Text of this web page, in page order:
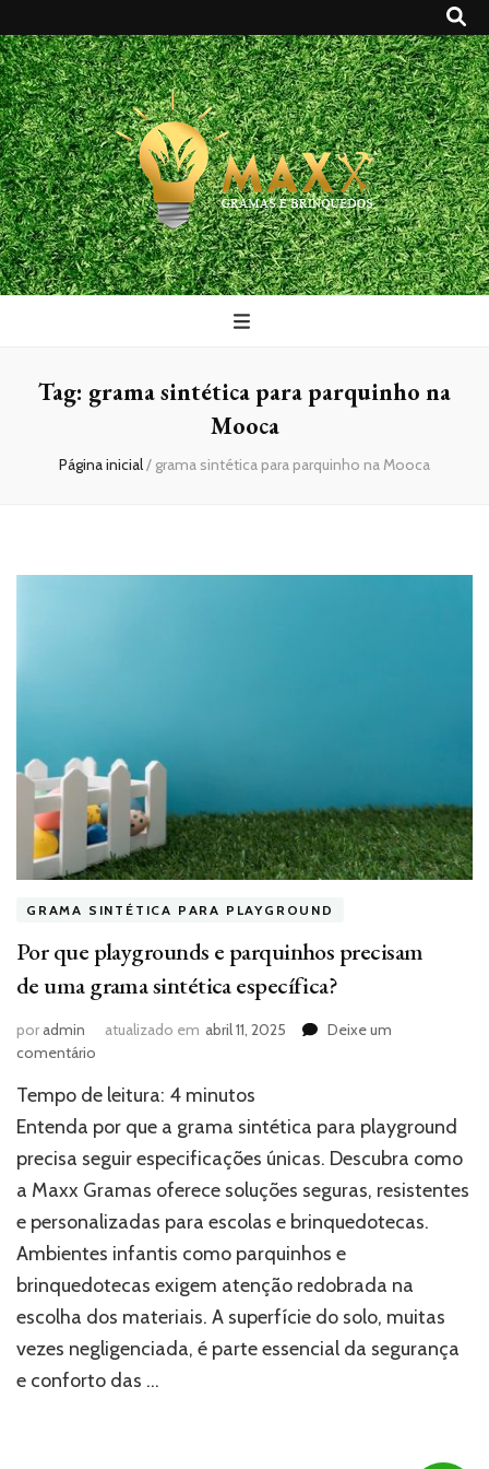
Maxx Gramas
Blog
Tag: grama sintética para parquinho na
Mooca
Página inicial/ grama sintética para parquinho na Mooca
GRAMA SINTÉTICA PARA PLAYGROUND
Por que playgrounds e parquinhos precisam
de uma grama sintética específica?
poradmin atualizado em abril 11, 2025
Deixe um
comentário
que
playgrounds
e
parquinhos
precisam
de
uma
grama
sintética
específica?
Tempo de leitura: 4 minutos
Entenda por que a grama sintética para playground
precisa seguir especificações únicas. Descubra como
a Maxx Gramas oferece soluções seguras, resistentes
e personalizadas para escolas e brinquedotecas.
Ambientes infantis como parquinhos e
brinquedotecas exigem atenção redobrada na
escolha dos materiais. A superfície do solo, muitas
vezes negligenciada, é parte essencial da segurança
e conforto das …